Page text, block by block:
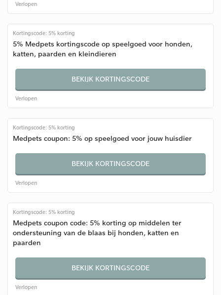
Verlopen
Kortingscode: 5% korting
5% Medpets kortingscode op speelgoed voor honden,
katten, paarden en kleindieren
BEKIJK KORTINGSCODE
Verlopen
Kortingscode: 5% korting
Medpets coupon: 5% op speelgoed voor jouw huisdier
BEKIJK KORTINGSCODE
Verlopen
Kortingscode: 5% korting
Medpets coupon code: 5% korting op middelen ter
ondersteuning van de blaas bij honden, katten en
paarden
BEKIJK KORTINGSCODE
Verlopen